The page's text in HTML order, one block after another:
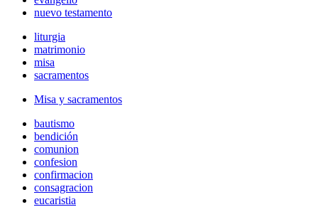
nuevo testamento
liturgia
matrimonio
misa
sacramentos
Misa y sacramentos
bautismo
bendición
comunion
confesion
confirmacion
consagracion
eucaristia